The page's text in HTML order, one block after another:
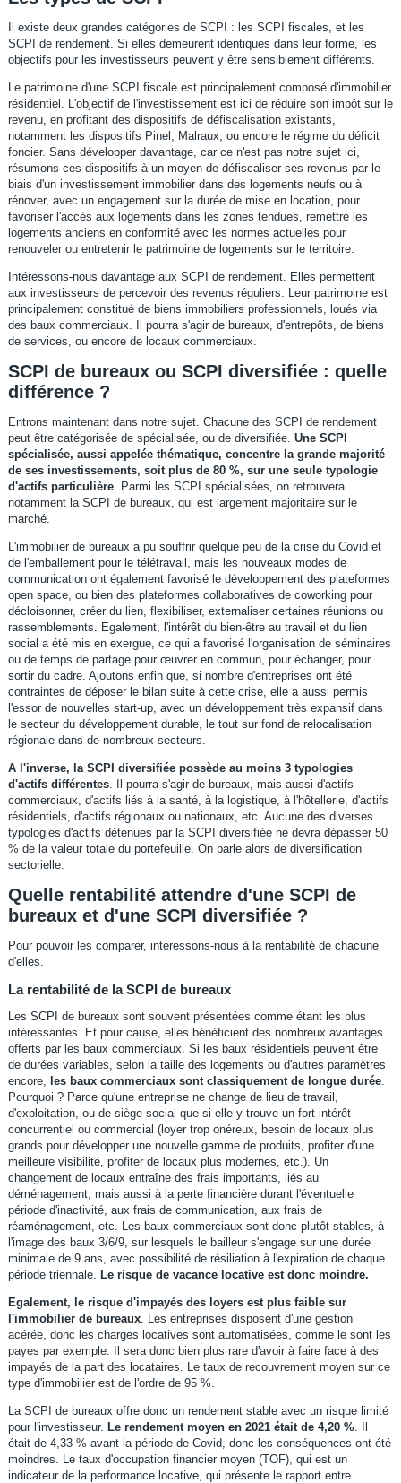
Il existe deux grandes catégories de SCPI : les SCPI fiscales, et les
SCPI de rendement. Si elles demeurent identiques dans leur forme, les
objectifs pour les investisseurs peuvent y être sensiblement différents.
Le patrimoine d'une SCPI fiscale est principalement composé d'immobilier
résidentiel. L'objectif de l'investissement est ici de réduire son impôt sur le
revenu, en profitant des dispositifs de défiscalisation existants,
notamment les dispositifs Pinel, Malraux, ou encore le régime du déficit
foncier. Sans développer davantage, car ce n'est pas notre sujet ici,
résumons ces dispositifs à un moyen de défiscaliser ses revenus par le
biais d'un investissement immobilier dans des logements neufs ou à
rénover, avec un engagement sur la durée de mise en location, pour
favoriser l'accès aux logements dans les zones tendues, remettre les
logements anciens en conformité avec les normes actuelles pour
renouveler ou entretenir le patrimoine de logements sur le territoire.
Intéressons-nous davantage aux SCPI de rendement. Elles permettent
aux investisseurs de percevoir des revenus réguliers. Leur patrimoine est
principalement constitué de biens immobiliers professionnels, loués via
des baux commerciaux. Il pourra s'agir de bureaux, d'entrepôts, de biens
de services, ou encore de locaux commerciaux.
SCPI de bureaux ou SCPI diversifiée : quelle
différence ?
Entrons maintenant dans notre sujet. Chacune des SCPI de rendement
peut être catégorisée de spécialisée, ou de diversifiée. Une SCPI
spécialisée, aussi appelée thématique, concentre la grande majorité
de ses investissements, soit plus de 80 %, sur une seule typologie
d'actifs particulière. Parmi les SCPI spécialisées, on retrouvera
notamment la SCPI de bureaux, qui est largement majoritaire sur le
marché.
L'immobilier de bureaux a pu souffrir quelque peu de la crise du Covid et
de l'emballement pour le télétravail, mais les nouveaux modes de
communication ont également favorisé le développement des plateformes
open space, ou bien des plateformes collaboratives de coworking pour
décloisonner, créer du lien, flexibiliser, externaliser certaines réunions ou
rassemblements. Egalement, l'intérêt du bien-être au travail et du lien
social a été mis en exergue, ce qui a favorisé l'organisation de séminaires
ou de temps de partage pour œuvrer en commun, pour échanger, pour
sortir du cadre. Ajoutons enfin que, si nombre d'entreprises ont été
contraintes de déposer le bilan suite à cette crise, elle a aussi permis
l'essor de nouvelles start-up, avec un développement très expansif dans
le secteur du développement durable, le tout sur fond de relocalisation
régionale dans de nombreux secteurs.
A l'inverse, la SCPI diversifiée possède au moins 3 typologies
d'actifs différentes. Il pourra s'agir de bureaux, mais aussi d'actifs
commerciaux, d'actifs liés à la santé, à la logistique, à l'hôtellerie, d'actifs
résidentiels, d'actifs régionaux ou nationaux, etc. Aucune des diverses
typologies d'actifs détenues par la SCPI diversifiée ne devra dépasser 50
% de la valeur totale du portefeuille. On parle alors de diversification
sectorielle.
Quelle rentabilité attendre d'une SCPI de
bureaux et d'une SCPI diversifiée ?
Pour pouvoir les comparer, intéressons-nous à la rentabilité de chacune
d'elles.
La rentabilité de la SCPI de bureaux
Les SCPI de bureaux sont souvent présentées comme étant les plus
intéressantes. Et pour cause, elles bénéficient des nombreux avantages
offerts par les baux commerciaux. Si les baux résidentiels peuvent être
de durées variables, selon la taille des logements ou d'autres paramètres
encore, les baux commerciaux sont classiquement de longue durée.
Pourquoi ? Parce qu'une entreprise ne change de lieu de travail,
d'exploitation, ou de siège social que si elle y trouve un fort intérêt
concurrentiel ou commercial (loyer trop onéreux, besoin de locaux plus
grands pour développer une nouvelle gamme de produits, profiter d'une
meilleure visibilité, profiter de locaux plus modernes, etc.). Un
changement de locaux entraîne des frais importants, liés au
déménagement, mais aussi à la perte financière durant l'éventuelle
période d'inactivité, aux frais de communication, aux frais de
réaménagement, etc. Les baux commerciaux sont donc plutôt stables, à
l'image des baux 3/6/9, sur lesquels le bailleur s'engage sur une durée
minimale de 9 ans, avec possibilité de résiliation à l'expiration de chaque
période triennale. Le risque de vacance locative est donc moindre.
Egalement, le risque d'impayés des loyers est plus faible sur
l'immobilier de bureaux. Les entreprises disposent d'une gestion
acérée, donc les charges locatives sont automatisées, comme le sont les
payes par exemple. Il sera donc bien plus rare d'avoir à faire face à des
impayés de la part des locataires. Le taux de recouvrement moyen sur ce
type d'immobilier est de l'ordre de 95 %.
La SCPI de bureaux offre donc un rendement stable avec un risque limité
pour l'investisseur. Le rendement moyen en 2021 était de 4,20 %. Il
était de 4,33 % avant la période de Covid, donc les conséquences ont été
moindres. Le taux d'occupation financier moyen (TOF), qui est un
indicateur de la performance locative, qui présente le rapport entre